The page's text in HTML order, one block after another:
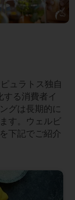
ュラトス独自
る消費者イ
グは長期的に
す。ウェルビ
下記でご紹介